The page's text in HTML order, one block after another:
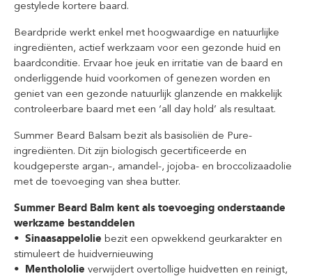
gestylede kortere baard.
Beardpride werkt enkel met hoogwaardige en natuurlijke
ingrediënten, actief werkzaam voor een gezonde huid en
baardconditie. Ervaar hoe jeuk en irritatie van de baard en
onderliggende huid voorkomen of genezen worden en
geniet van een gezonde natuurlijk glanzende en makkelijk
controleerbare baard met een ‘all day hold’ als resultaat.
Summer Beard Balsam bezit als basisoliën de Pure-
ingrediënten. Dit zijn biologisch gecertificeerde en
koudgeperste argan-, amandel-, jojoba- en broccolizaadolie
met de toevoeging van shea butter.
Summer Beard Balm kent als toevoeging onderstaande
werkzame bestanddelen
• Sinaasappelolie bezit een opwekkend geurkarakter en
stimuleert de huidvernieuwing
• Menthololie verwijdert overtollige huidvetten en reinigt,